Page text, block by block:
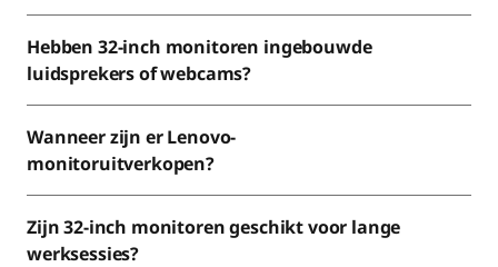
Hebben 32-inch monitoren ingebouwde
luidsprekers of webcams?
Wanneer zijn er Lenovo-
monitoruitverkopen?
Zijn 32-inch monitoren geschikt voor lange
werksessies?